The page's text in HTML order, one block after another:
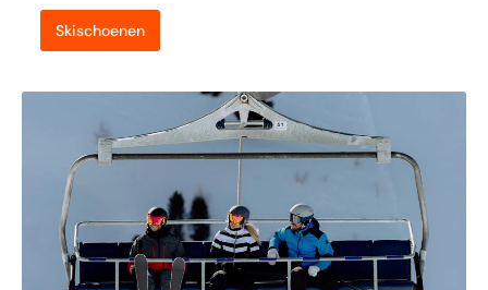
Skischoenen